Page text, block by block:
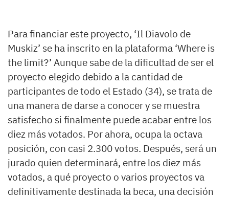
Para financiar este proyecto, ‘Il Diavolo de
Muskiz’ se ha inscrito en la plataforma ‘Where is
the limit?’ Aunque sabe de la dificultad de ser el
proyecto elegido debido a la cantidad de
participantes de todo el Estado (34), se trata de
una manera de darse a conocer y se muestra
satisfecho si finalmente puede acabar entre los
diez más votados. Por ahora, ocupa la octava
posición, con casi 2.300 votos. Después, será un
jurado quien determinará, entre los diez más
votados, a qué proyecto o varios proyectos va
definitivamente destinada la beca, una decisión